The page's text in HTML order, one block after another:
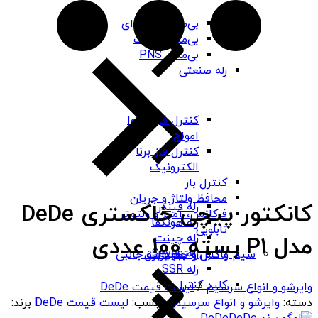
بی‌متال هیوندای
بی‌متال چینت
بی‌متال PNS
رله صنعتی
رله فیندر
رله هونگفا
رله چینت
رله Seven
رله SSR
کلید کنترل
کنترل فاز شیوا
امواج
کنترل فاز برنا
الکترونیک
کنترل بار
محافظ ولتاژ و جریان
فرکانس، آمپر و ولتمتر
تابلویی
باکس و جعبه برق
سیم و کابل و تجهیزات جانبی
کانکتور پیچی خاکستری DeDe
مدل P1 بسته 100 عددی
وایرشو و انواع سرسیم/لیست قیمت DeDe
دسته: وایرشو و انواع سرسیم برچسب: لیست قیمت DeDe
برند: